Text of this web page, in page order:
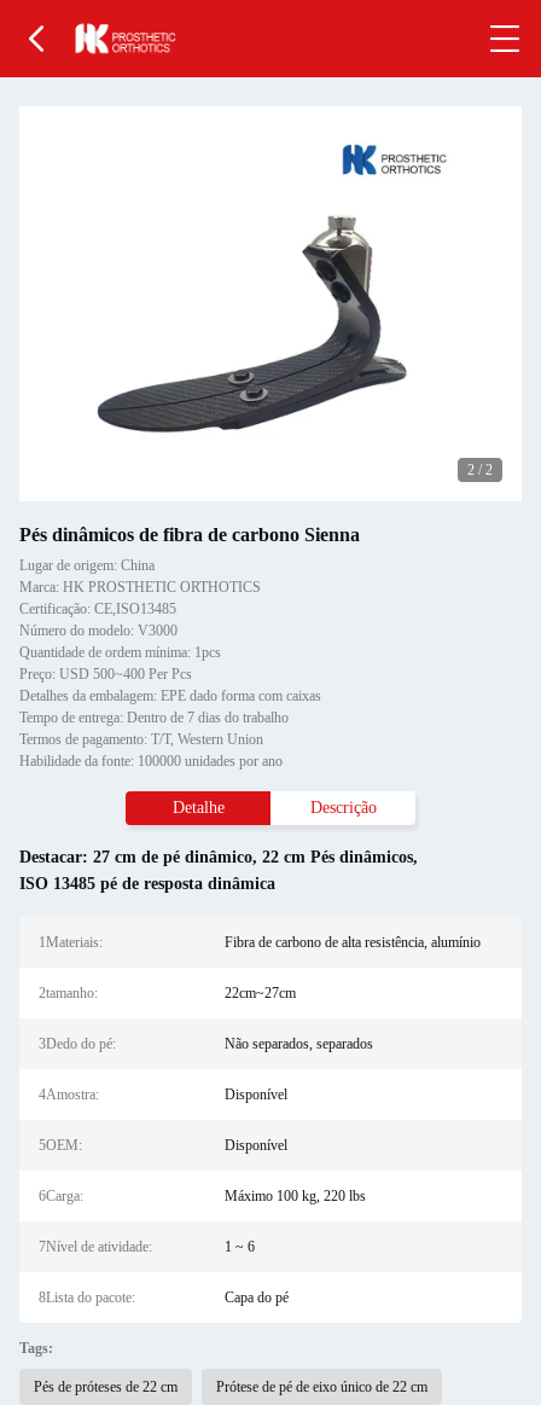
2 / 2
Pés dinâmicos de fibra de carbono Sienna
Lugar de origem: China
Marca: HK PROSTHETIC ORTHOTICS
Certificação: CE,ISO13485
Número do modelo: V3000
Quantidade de ordem mínima: 1pcs
Preço: USD 500~400 Per Pcs
Detalhes da embalagem: EPE dado forma com caixas
Tempo de entrega: Dentro de 7 dias do trabalho
Termos de pagamento: T/T, Western Union
Habilidade da fonte: 100000 unidades por ano
Detalhe Descrição
Destacar: 27 cm de pé dinâmico, 22 cm Pés dinâmicos,
ISO 13485 pé de resposta dinâmica
1Materiais: Fibra de carbono de alta resistência, alumínio
2tamanho: 22cm~27cm
3Dedo do pé: Não separados, separados
4Amostra: Disponível
5OEM: Disponível
6Carga: Máximo 100 kg, 220 lbs
7Nível de atividade: 1 ~ 6
8Lista do pacote: Capa do pé
Tags:
Pés de próteses de 22 cm Prótese de pé de eixo único de 22 cm